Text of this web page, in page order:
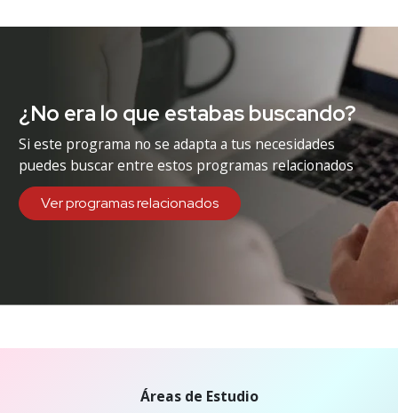
¿No era lo que estabas buscando?
Si este programa no se adapta a tus necesidades
puedes buscar entre estos programas relacionados
Ver programas relacionados
Áreas de Estudio